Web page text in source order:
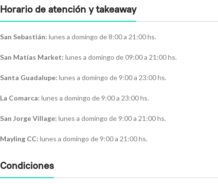
Horario de atención y takeaway
San Sebastián: lunes a domingo de 8:00 a 21:00 hs.
San Matías Market: lunes a domingo de 09:00 a 21:00 hs.
Santa Guadalupe: lunes a domingo de 9:00 a 23:00 hs.
La Comarca: lunes a domingo de 9:00 a 23:00 hs.
San Jorge Village: lunes a domingo de 9:00 a 21:00 hs.
Mayling CC: lunes a domingo de 9:00 a 21:00 hs.
Condiciones